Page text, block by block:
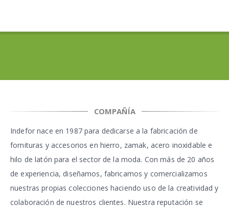
COMPAÑÍA
Indefornace en 1987 para dedicarse a la fabricación de
fornituras y accesorios en hierro, zamak, acero inoxidable e
hilo de latón para el sector de la moda. Con más de 20 años
de experiencia, diseñamos, fabricamos y comercializamos
nuestras propias colecciones haciendo uso de la creatividad y
colaboración de nuestros clientes. Nuestra reputación se